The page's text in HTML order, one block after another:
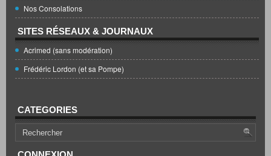
Nos Consolations
SITES RÉSEAUX & JOURNAUX
Acrimed (sans modération)
Frédéric Lordon (et sa Pompe)
CATEGORIES